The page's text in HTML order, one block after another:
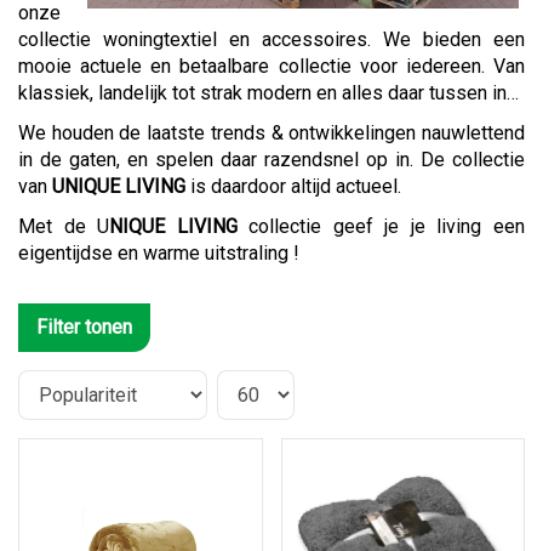
onze
collectie woningtextiel en accessoires. We bieden een
mooie actuele en betaalbare collectie voor iedereen. Van
klassiek, landelijk tot strak modern en alles daar tussen in…
We houden de laatste trends & ontwikkelingen nauwlettend
in de gaten, en spelen daar razendsnel op in. De collectie
van UNIQUE LIVING is daardoor altijd actueel.
Met de UNIQUE LIVINGcollectie geef je je living een
eigentijdse en warme uitstraling !
Filter tonen